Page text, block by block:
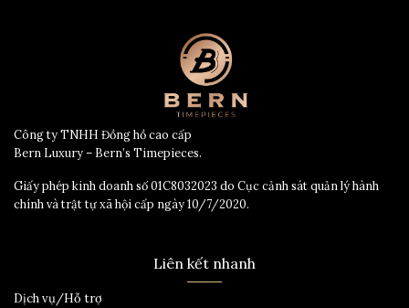
Công ty TNHH Đồng hồ cao cấp
Bern Luxury – Bern’s Timepieces.
Giấy phép kinh doanh số 01C8032023 do Cục cảnh sát quản lý hành
chính và trật tự xã hội cấp ngày 10/7/2020.
Liên kết nhanh
Dịch vụ/Hỗ trợ